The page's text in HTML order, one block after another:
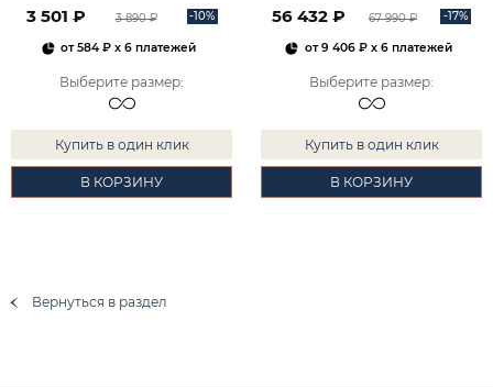
3 501 ₽ 3 890 ₽ -10%
от584 ₽ x 6 платежей
Выберите размер:
Купить в один клик
В КОРЗИНУ
56 432 ₽ 67 990 ₽ -17%
от9 406 ₽x 6 платежей
Выберите размер:
Купить в один клик
В КОРЗИНУ
Вернуться в раздел